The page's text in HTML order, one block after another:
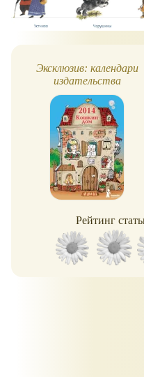
Эксклюзив: календари
издательства
"КомпасГид"
Рейтинг